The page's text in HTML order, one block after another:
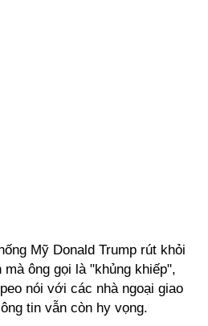
Mỹ Donald Trump rút khỏi
ông gọi là "khủng khiếp",
nói với các nhà ngoại giao
tin vẫn còn hy vọng.